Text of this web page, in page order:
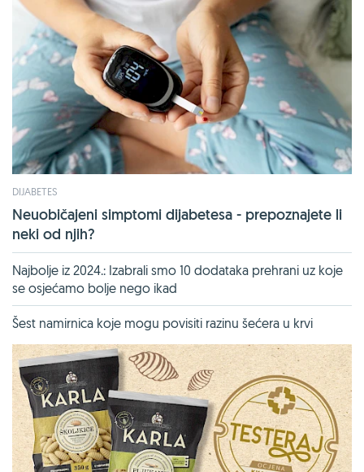
DIJABETES
Neuobičajeni simptomi dijabetesa - prepoznajete li
neki od njih?
Najbolje iz 2024.: Izabrali smo 10 dodataka prehrani uz koje
se osjećamo bolje nego ikad
Šest namirnica koje mogu povisiti razinu šećera u krvi